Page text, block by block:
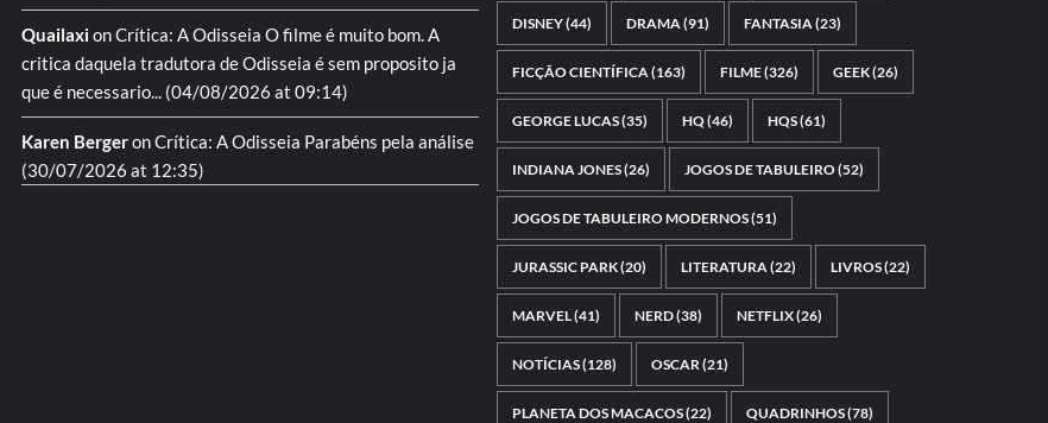
QuailaxionCrítica: A Odisseia O filme é muito bom. A
critica daquela tradutora de Odisseia é sem proposito ja
que é necessario... (04/08/2026 at 09:14)
Karen BergeronCrítica: A Odisseia Parabéns pela análise
(30/07/2026 at 12:35)
DISNEY(44) DRAMA (91) FANTASIA (23)
FICÇÃO CIENTÍFICA (163) FILME(326) GEEK(26)
GEORGE LUCAS(35) HQ(46) HQS(61)
INDIANA JONES(26) JOGOS DE TABULEIRO(52)
JOGOS DE TABULEIRO MODERNOS(51)
JURASSIC PARK(20) LITERATURA (22) LIVROS(22)
MARVEL(41) NERD(38) NETFLIX(26)
NOTÍCIAS(128) OSCAR (21)
PLANETA DOS MACACOS(22) QUADRINHOS(78)